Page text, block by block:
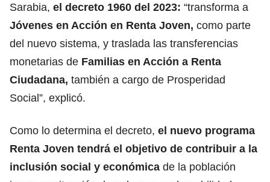
Sarabia, el decreto 1960 del 2023: “transforma a
Jóvenes en Acción en Renta Joven, como parte
del nuevo sistema, y traslada las transferencias
monetarias de Familias en Acción a Renta
Ciudadana, también a cargo de Prosperidad
Social”, explicó.
Como lo determina el decreto, el nuevo programa
Renta Joven tendrá el objetivo de contribuir a la
inclusión social y económica de la población